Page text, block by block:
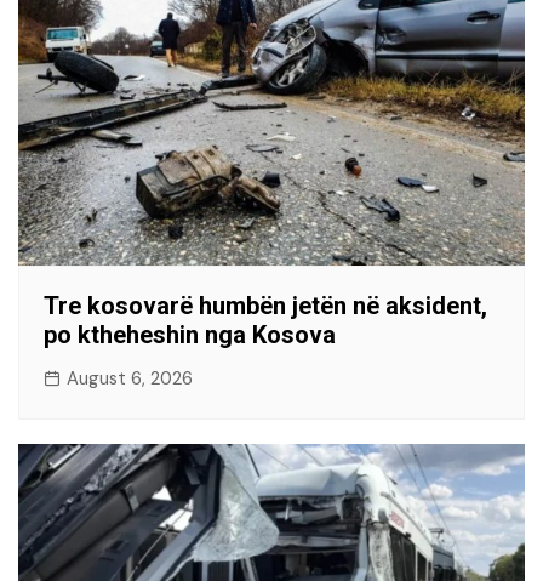
Tre kosovarë humbën jetën në aksident,
po ktheheshin nga Kosova
August 6, 2026